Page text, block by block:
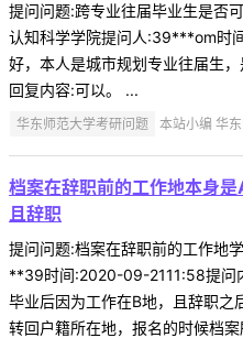
提问问题:跨专业往届毕业生是否
认知科学学院提问人:39***om时
好，本人是城市规划专业往届生
回复内容:可以。 ...
华东师范大学考研问题 本站小编 华
档案在辞职前的工作地本身
且辞职
提问问题:档案在辞职前的工作地
**39时间:2020-09-2111:58提问
毕业后因为工作在B地，且辞职之
转回户籍所在地，报名的时候档